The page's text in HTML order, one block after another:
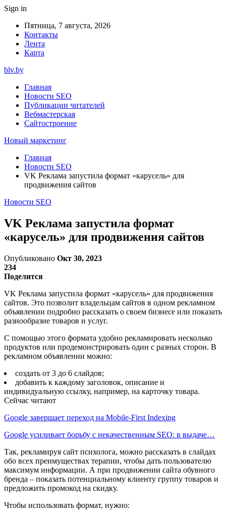
Sign in
Пятница, 7 августа, 2026
Контакты
Лента
Карта
blv.by
Главная
Новости SEO
Публикации читателей
Вебмастерская
Сайтостроение
Новый маркетинг
Главная
Новости SEO
VK Реклама запустила формат «карусель» для
продвижения сайтов
Новости SEO
VK Реклама запустила формат
«карусель» для продвижения сайтов
Опубликовано Окт 30, 2023
234
Поделится
VK Реклама запустила формат «карусель» для продвижения
сайтов. Это позволит владельцам сайтов в одном рекламном
объявлении подробно рассказать о своем бизнесе или показать
разнообразие товаров и услуг.
С помощью этого формата удобно рекламировать несколько
продуктов или продемонстрировать один с разных сторон. В
рекламном объявлении можно:
создать от 3 до 6 слайдов;
добавить к каждому заголовок, описание и
индивидуальную ссылку, например, на карточку товара.
Сейчас читают
Google завершает переход на Mobile-First Indexing
Google усиливает борьбу с некачественным SEO: в выдаче…
Так, рекламируя сайт психолога, можно рассказать в слайдах
обо всех преимуществах терапии, чтобы дать пользователю
максимум информации. А при продвижении сайта обувного
бренда – показать потенциальному клиенту группу товаров и
предложить промокод на скидку.
Чтобы использовать формат, нужно: